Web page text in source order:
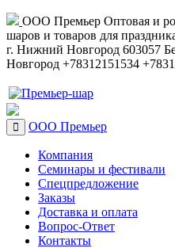
ООО Премьер Оптовая и
шаров и товаров для
г. Нижний Новгород 603057
Новгород +78312151534
ООО Премьер
Компания
Семинары и фестивали
Спецпредложение
Заказы
Доставка и оплата
Вопрос-Ответ
Контакты